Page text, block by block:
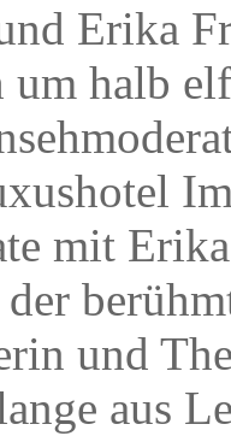
Erika
halb
mit
und
aus